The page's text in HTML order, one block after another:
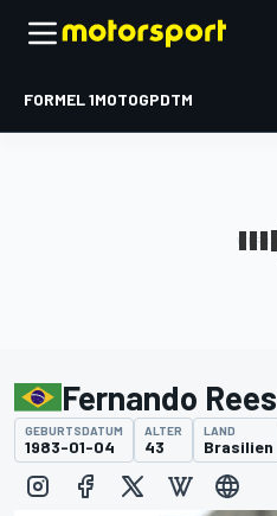
FORMEL 1MOTOGPDTM
Fernando Rees
GEBURTSDATUM
1983-01-04
ALTER
43
LAND
Brasilien